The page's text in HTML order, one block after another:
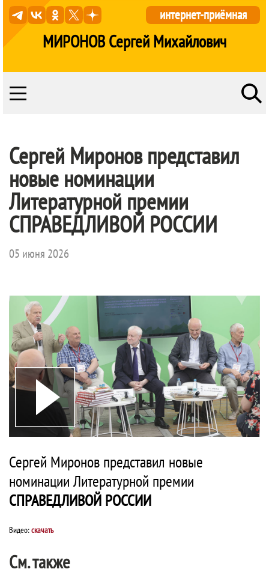
МИРОНОВ Сергей Михайлович
интернет-приёмная
Сергей Миронов представил
новые номинации
Литературной премии
СПРАВЕДЛИВОЙ РОССИИ
05 июня 2026
Сергей Миронов представил новые
номинации Литературной премии
СПРАВЕДЛИВОЙ РОССИИ
Видео:скачать
См. также